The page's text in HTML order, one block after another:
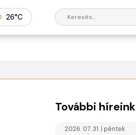
26°C
További híreink
2026. 07. 31. | péntek